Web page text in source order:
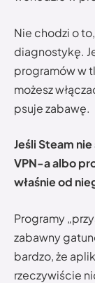
Nie chodzi o
diagnostykę.
programów w
możesz
psuje zabawę.
Jeśli Steam
VPN-a albo
właśnie od
Programy
zabawny
bardzo, że
rzeczywiście